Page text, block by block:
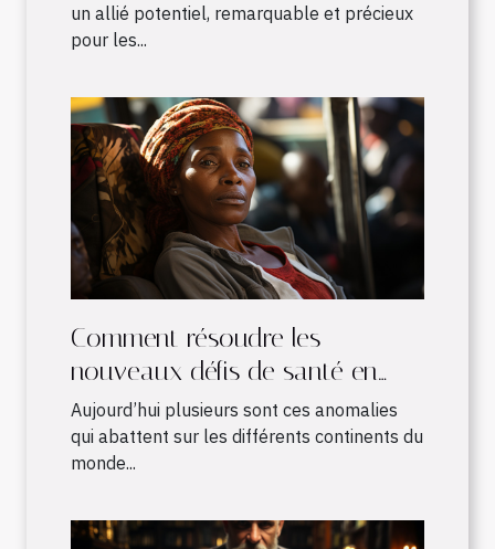
un allié potentiel, remarquable et précieux
pour les...
Comment résoudre les
nouveaux défis de santé en
Afrique ?
Aujourd’hui plusieurs sont ces anomalies
qui abattent sur les différents continents du
monde...